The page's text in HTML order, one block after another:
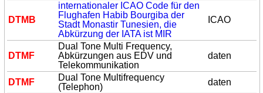
DTM B
internationaler ICAO Code für den
Flughafen Habib Bourgiba der
Stadt Monastir Tunesien, die
Abkürzung der IATA ist MIR
ICAO
DTM F
Dual Tone Multi Frequency,
Abkürzungen aus EDV und
Telekommunikation
daten
DTM F
Dual Tone Multifrequency
(Telephon)
daten